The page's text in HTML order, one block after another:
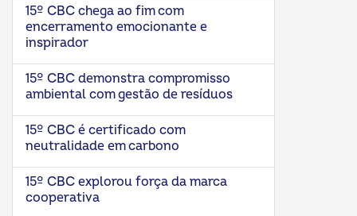
15º CBC chega ao fim com
encerramento emocionante e
inspirador
15º CBC demonstra compromisso
ambiental com gestão de resíduos
15º CBC é certificado com
neutralidade em carbono
15º CBC explorou força da marca
cooperativa